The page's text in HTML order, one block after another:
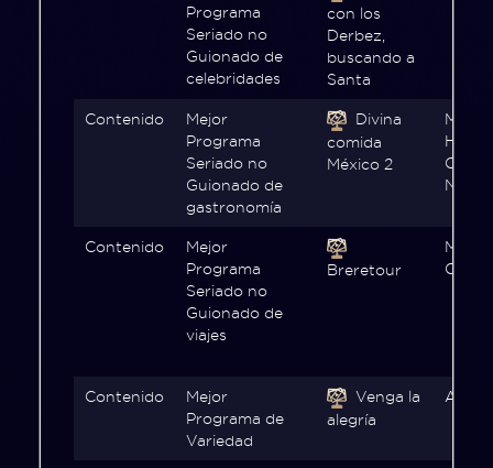
Programa
Seriado no
Guionado de
celebridades
con los
Derbez,
buscando a
Santa
Contenido
Mejor
Programa
Seriado no
Guionado de
gastronomía
Divina
comida
México 2
Max,
H&H
COL,
Contenido
Mejor
Programa
Seriado no
Guionado de
viajes
Breretour
Max,
Chile
Contenido
Mejor
Programa de
Variedad
Venga la
alegría